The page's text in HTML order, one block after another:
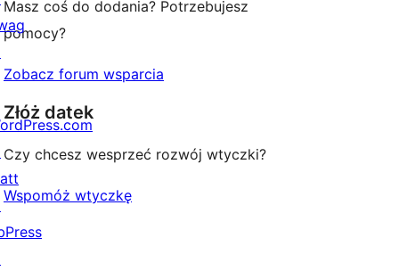
Masz coś do dodania? Potrzebujesz
pomocy?
Zobacz forum wsparcia
Złóż datek
Czy chcesz wesprzeć rozwój wtyczki?
Wspomóż wtyczkę